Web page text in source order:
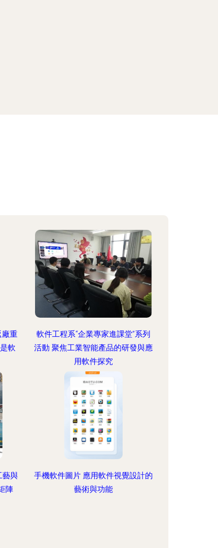
廠重
軟
軟件工程系“企業專家進課堂”系列
活動 聚焦工業智能產品的研發與應
用軟件探究
藝與
陣
手機軟件圖片 應用軟件視覺設計的
藝術與功能